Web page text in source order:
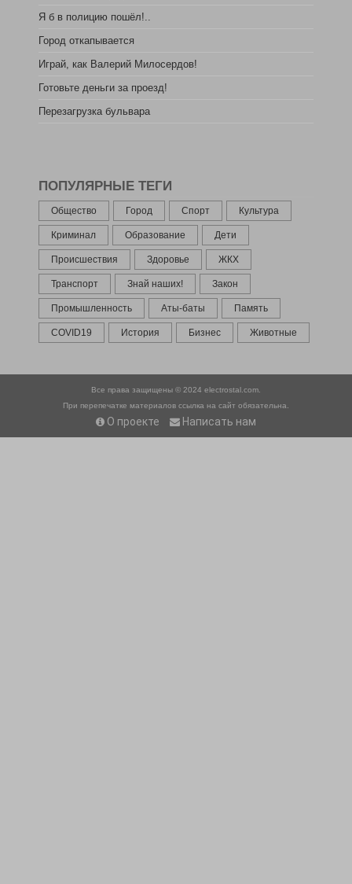
Я б в полицию пошёл!..
Город откапывается
Играй, как Валерий Милосердов!
Готовьте деньги за проезд!
Перезагрузка бульвара
ПОПУЛЯРНЫЕ ТЕГИ
Общество Город Спорт Культура
Криминал Образование Дети
Происшествия Здоровье ЖКХ
Транспорт Знай наших! Закон
Промышленность Аты-баты Память
COVID19 История Бизнес Животные
Все права защищены © 2024 electrostal.com.
При перепечатке материалов ссылка на сайт обязательна.
О проекте Написать нам